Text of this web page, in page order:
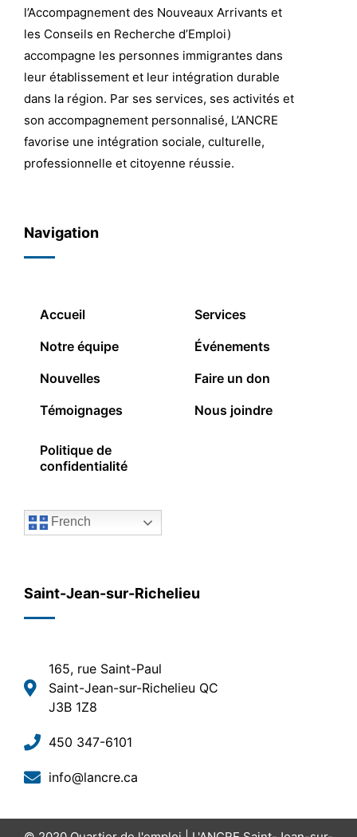
l’Accompagnement des Nouveaux Arrivants et
les Conseils en Recherche d’Emploi)
accompagne les personnes immigrantes dans
leur établissement et leur intégration durable
dans la région. Par ses services, ses activités et
son accompagnement personnalisé, L’ANCRE
favorise une intégration sociale, culturelle,
professionnelle et citoyenne réussie.
Navigation
Accueil
Notre équipe
Nouvelles
Témoignages
Services
Événements
Faire un don
Nous joindre
Politique de
confidentialité
French
Saint-Jean-sur-Richelieu
165, rue Saint-Paul
Saint-Jean-sur-Richelieu QC
J3B 1Z8
450 347-6101
info@lancre.ca